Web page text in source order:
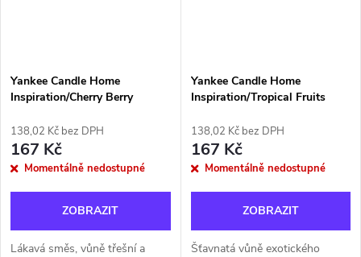
Yankee Candle Home
Inspiration/Cherry Berry
138,02 Kč bez DPH
167 Kč
Momentálně nedostupné
ZOBRAZIT
Lákavá směs, vůně třešní a
Yankee Candle Home
Inspiration/Tropical Fruits
138,02 Kč bez DPH
167 Kč
Momentálně nedostupné
ZOBRAZIT
Šťavnatá vůně exotického